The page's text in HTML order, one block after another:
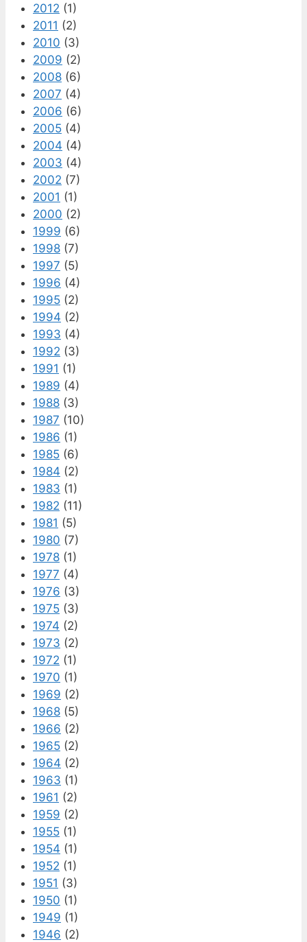
2012 (1)
2011 (2)
2010 (3)
2009 (2)
2008 (6)
2007 (4)
2006 (6)
2005 (4)
2004 (4)
2003 (4)
2002 (7)
2001 (1)
2000 (2)
1999 (6)
1998 (7)
1997 (5)
1996 (4)
1995 (2)
1994 (2)
1993 (4)
1992 (3)
1991 (1)
1989 (4)
1988 (3)
1987 (10)
1986 (1)
1985 (6)
1984 (2)
1983 (1)
1982 (11)
1981 (5)
1980 (7)
1978 (1)
1977 (4)
1976 (3)
1975 (3)
1974 (2)
1973 (2)
1972 (1)
1970 (1)
1969 (2)
1968 (5)
1966 (2)
1965 (2)
1964 (2)
1963 (1)
1961 (2)
1959 (2)
1955 (1)
1954 (1)
1952 (1)
1951 (3)
1950 (1)
1949 (1)
1946 (2)